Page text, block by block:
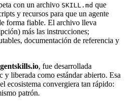
con un archivo SKILL.md que
y recursos para que un agente
forma fiable. El archivo lleva
más las instrucciones;
documentación de referencia y
, fue desarrollada
liberada como estándar abierto. Esa
ecosistema convergiera tan rápido:
patrón.